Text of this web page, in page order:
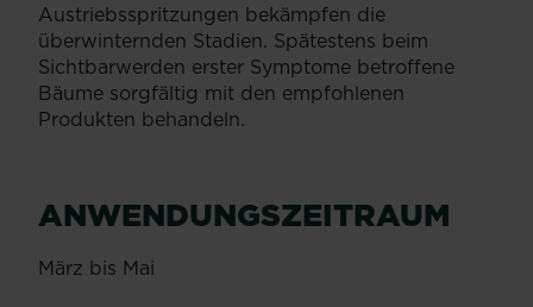
Austriebsspritzungen bekämpfen die
überwinternden Stadien. Spätestens beim
Sichtbarwerden erster Symptome betroffene
Bäume sorgfältig mit den empfohlenen
Produkten behandeln.
ANWENDUNGSZEITRAUM
März bis Mai